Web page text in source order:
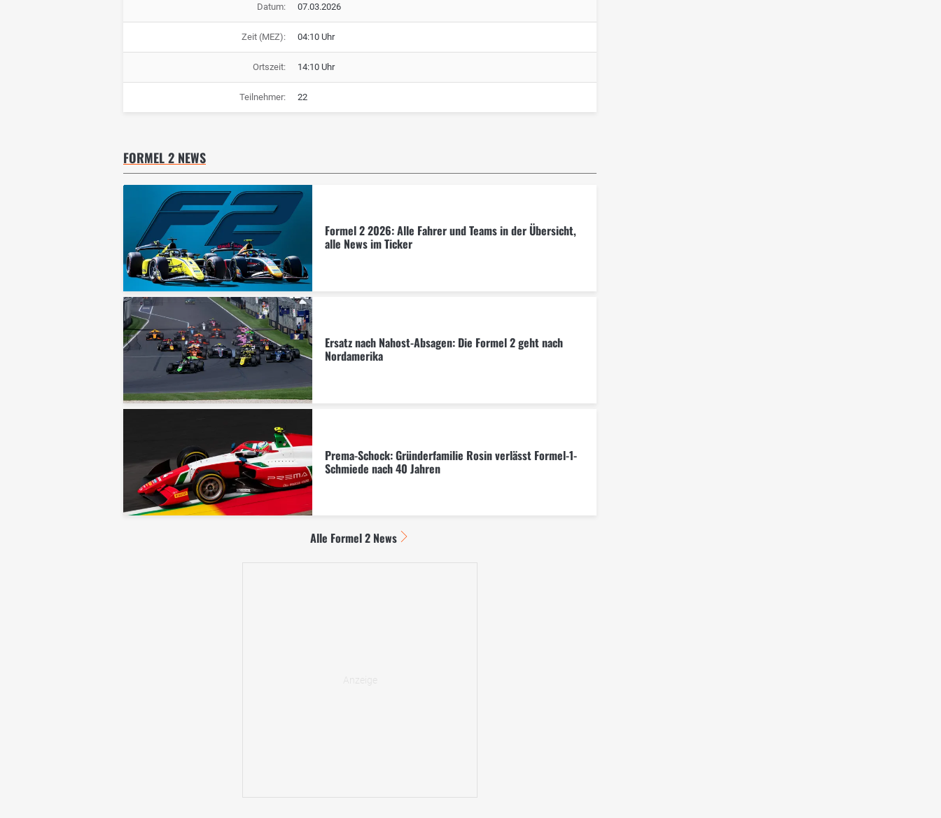
Datum: 07.03.2026
Zeit (MEZ): 04:10 Uhr
Ortszeit: 14:10 Uhr
Teilnehmer: 22
FORMEL 2 NEWS
Formel 2 2026: Alle Fahrer und Teams in der Übersicht,
alle News im Ticker
Ersatz nach Nahost-Absagen: Die Formel 2 geht nach
Nordamerika
Prema-Schock: Gründerfamilie Rosin verlässt Formel-1-
Schmiede nach 40 Jahren
Alle Formel 2 News